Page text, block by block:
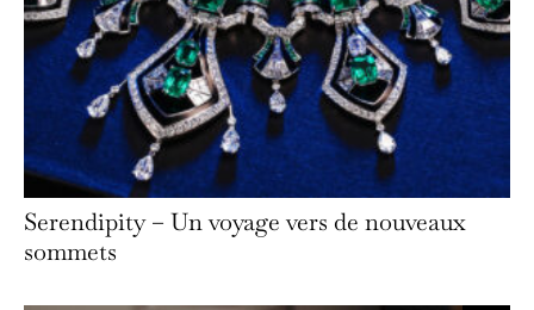
Serendipity – Un voyage vers de nouveaux
sommets